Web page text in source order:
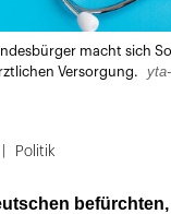
macht sich
Versorgung.
Politik